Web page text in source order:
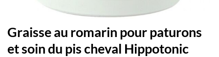
Graisse au romarin pour paturons
et soin du pis cheval Hippotonic